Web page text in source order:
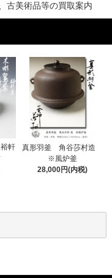
古美術品等の買取案内
軒
真形羽釜 角谷莎村造
※風炉釜
28,000円(内税)